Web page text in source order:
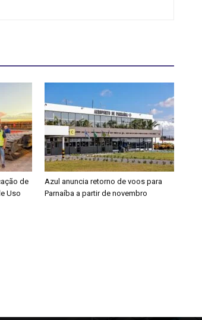
de
Uso
Azul anuncia retorno de voos para
Parnaíba a partir de novembro